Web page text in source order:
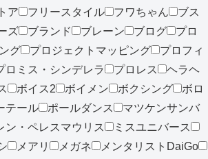
ア フリースタイル フワちゃん
ブス
ズ
ブランド ブレーン ブログ
プロ
グ
プロジェクトマッピング
プロフィ
ロミス・シンデレラ プロレス
ヘラヘ
ボイス2 ボイメン ボクシング
ボロ
テール ポールダンス
マツケンサンバ
ン・ペレスマウリス
ミスユニバース
メアリ メガネ
メンタリストDaiGo